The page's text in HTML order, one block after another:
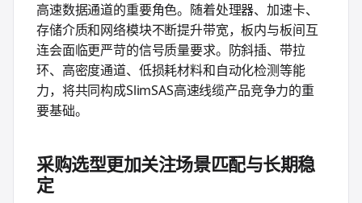
高速数据通道的重要角色。随着处理器、加速卡、
存储介质和网络模块不断提升带宽，板内与板间互
连会面临更严苛的信号质量要求。防斜插、带拉
环、高密度通道、低损耗材料和自动化检测等能
力，将共同构成SlimSAS高速线缆产品竞争力的重
要基础。
采购选型更加关注场景匹配与长期稳
定